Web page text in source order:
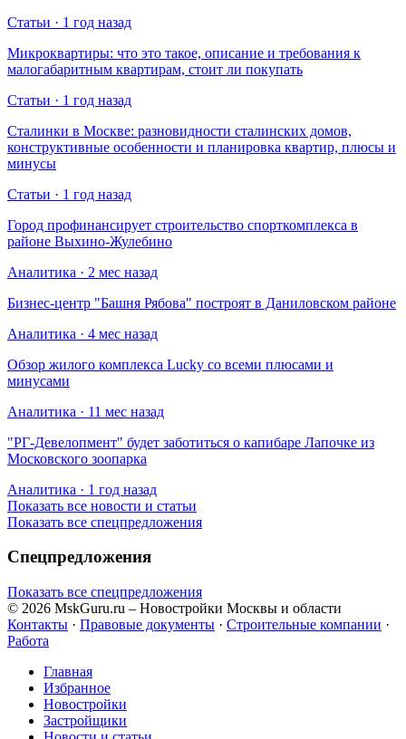
Статьи · 1 год назад
Микроквартиры: что это такое, описание и требования к
малогабаритным квартирам, стоит ли покупать
Статьи · 1 год назад
Сталинки в Москве: разновидности сталинских домов,
конструктивные особенности и планировка квартир, плюсы и
минусы
Статьи · 1 год назад
Город профинансирует строительство спорткомплекса в
районе Выхино-Жулебино
Аналитика · 2 мес назад
Бизнес-центр "Башня Рябова" построят в Даниловском районе
Аналитика · 4 мес назад
Обзор жилого комплекса Lucky со всеми плюсами и
минусами
Аналитика · 11 мес назад
​"РГ-Девелопмент" будет заботиться о капибаре Лапочке из
Московского зоопарка
Аналитика · 1 год назад
Показать все новости и статьи
Показать все спецпредложения
Спецпредложения
Показать все спецпредложения
© 2026 MskGuru.ru – Новостройки Москвы и области
Контакты · Правовые документы · Строительные компании ·
Работа
Главная
Избранное
Новостр ойки
Застройщики